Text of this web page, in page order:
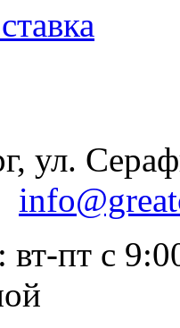
ул.
пт с